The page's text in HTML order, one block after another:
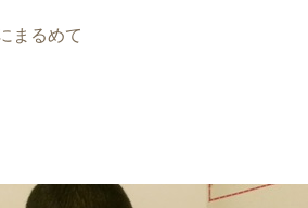
まるめて